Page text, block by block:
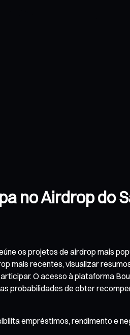
no Airdrop do
os projetos de airdrop mais
mais recentes, visualizar
O acesso à plataforma
probabilidades de obter
empréstimos, rendimento e